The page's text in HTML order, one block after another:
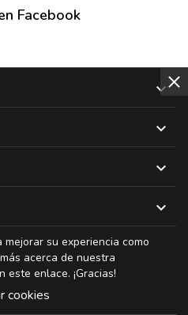
Facebook




su experiencia como
acerca de nuestra
este enlace. ¡Gracias!
cookies